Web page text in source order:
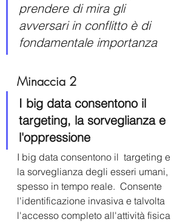
prendere di mira gli
avversari in conflitto è di
fondamentale importanza
Minaccia 2
I big data consentono il
targeting, la sorveglianza e
l'oppressione
I big data consentono il  targeting e
la sorveglianza degli esseri umani,
spesso in tempo reale.  Consente
l'identificazione invasiva e talvolta
l'accesso completo all'attività fisica